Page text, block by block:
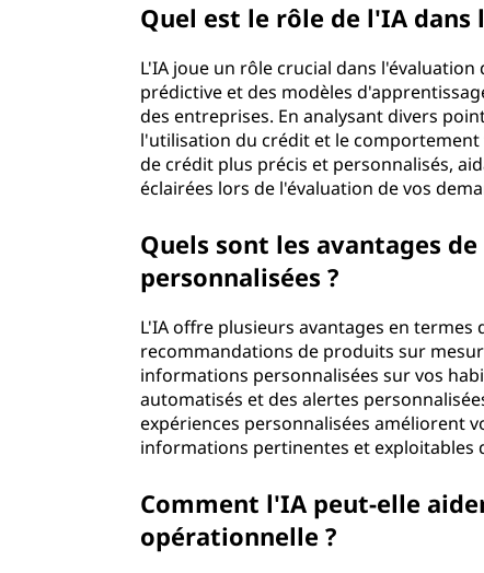
Quel est le rôle de l'IA
L'IA joue un rôle crucial dans
prédictive et des modèles
des entreprises. En analysant divers
l'utilisation du crédit et le
de crédit plus précis et personnalisés,
éclairées lors de l'évaluation de vos
Quels sont les avantages
personnalisées ?
L'IA offre plusieurs avantages en
recommandations de produits sur
informations personnalisées sur vos
automatisés et des alertes
expériences personnalisées améliorent
informations pertinentes et exploitables
Comment l'IA peut-elle
opérationnelle ?